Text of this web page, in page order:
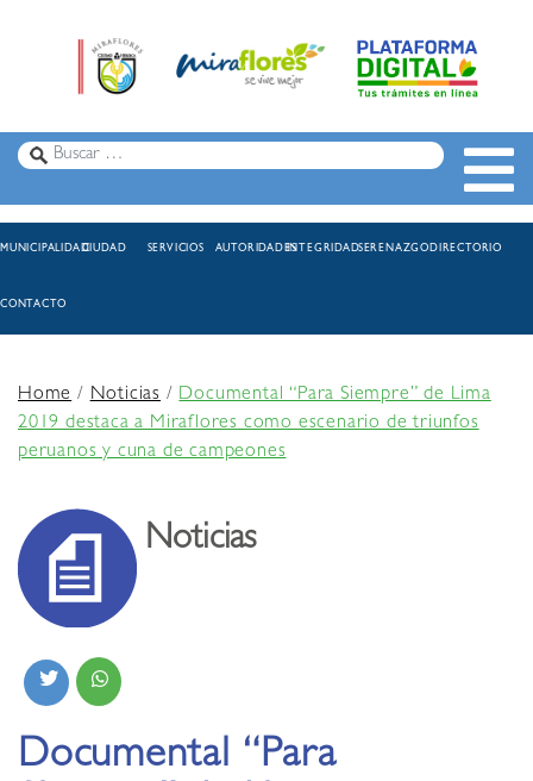
MUNICIPALIDADCIUDAD SERVICIOS AUTORIDADESINTEGRIDADSERENAZGODIRECTORIO
CONTACTO
Home/Noticias /Documental “Para Siempre” de Lima
2019 destaca a Miraflores como escenario de triunfos
peruanos y cuna de campeones
Noticias
Documental “Para